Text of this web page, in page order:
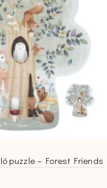
puzzle – Forest Friends